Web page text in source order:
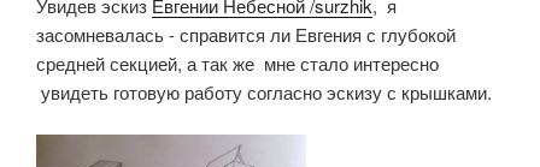
Увидев эскиз Евгении Небесной /surzhik, я
засомневалась - справится ли Евгения с глубокой
средней секцией, а так же мне стало интересно
увидеть готовую работу согласно эскизу с крышками.